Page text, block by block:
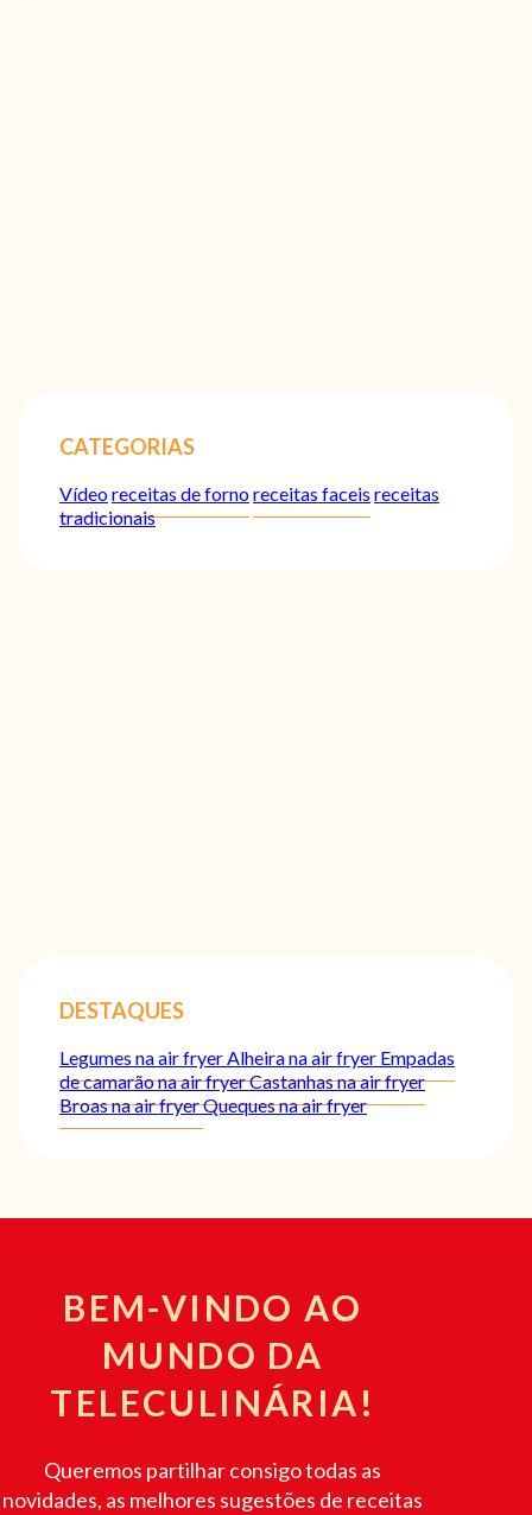
CATEGORIAS
Vídeoreceitas de fornoreceitas faceis receitas
tradicionais
DESTAQUES
Legumes na air fryerAlheira na air fryer Empadas
de camarão na air fryerCastanhas na air fryer
Broas na air fryerQueques na air fryer
BEM-VINDO AO
MUNDO DA
TELECULINÁRIA!
Queremos partilhar consigo todas as
novidades, as melhores sugestões de receitas